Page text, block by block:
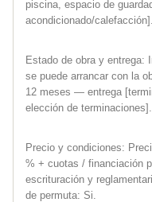
piscina, espacio de
acondicionado/calefacción].
Estado de obra y entrega:
se puede arrancar con la
12 meses — entrega
elección de terminaciones].
Precio y condiciones:
% + cuotas / financiación
escrituración y
de permuta: Si.